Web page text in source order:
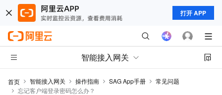
打开 APP
智能接入网关
首页 智能接入网关 操作指南 SAG App手册
常见问题
忘记客户端登录密码怎么办？